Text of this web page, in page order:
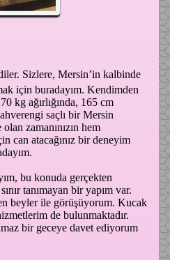
Sizlere, Mersin’in kalbinde
için buradayım. Kendimden
kg ağırlığında, 165 cm
saçlı bir Mersin
zamanınızın hem
can atacağınız bir deneyim
bu konuda gerçekten
tanımayan bir yapım var.
beyler ile görüşüyorum. Kucak
de bulunmaktadır.
bir geceye davet ediyorum